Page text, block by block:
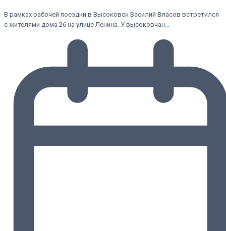
В рамках рабочей поездки в Высоковск Василий Власов встретился
с жителями дома 26 на улице Ленина. У высоковчан…